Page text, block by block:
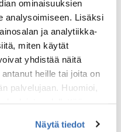
ominaisuuksien
analysoimiseen. Lisäksi
ja analytiikka-
miten käytät
yhdistää näitä
heille tai joita on
palvelujaan. Huomioi,
Näytä tiedot
▸
varaa